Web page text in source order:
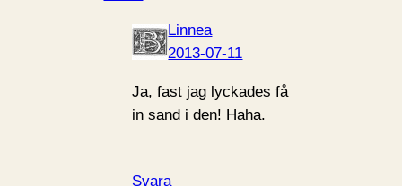
Linnea
2013-07-11
Ja, fast jag lyckades få
in sand i den! Haha.
Svara